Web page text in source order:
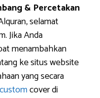
& Percetakan
selamat
Jika Anda
menambahkan
ke situs website
yang secara
cover di